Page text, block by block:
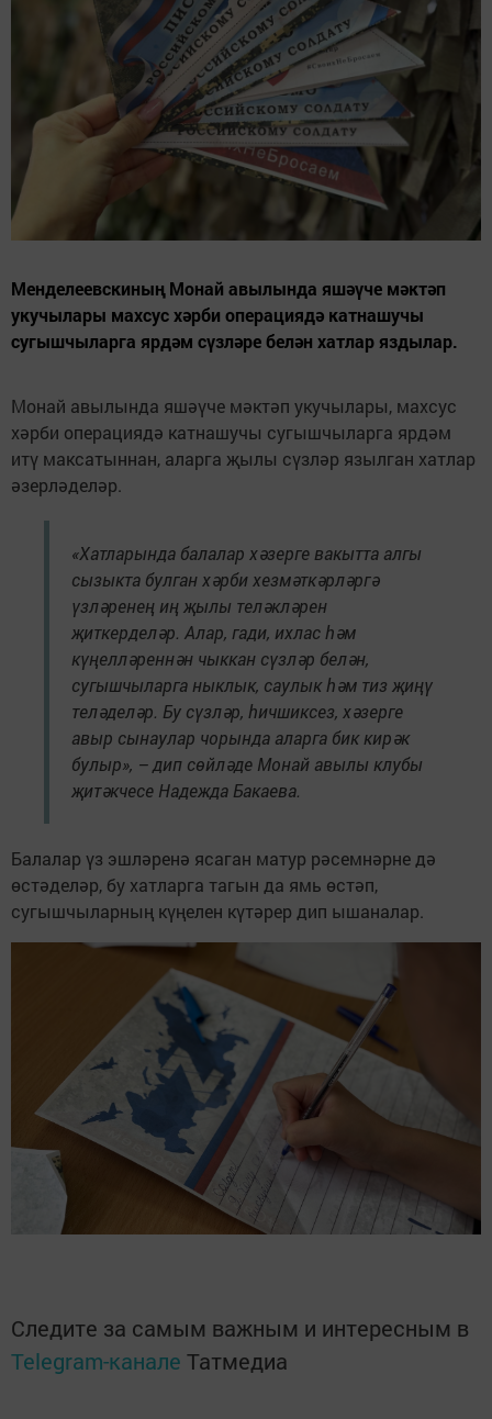
Менделеевскиның Монай авылында яшәүче мәктәп
укучылары махсус хәрби операциядә катнашучы
сугышчыларга ярдәм сүзләре белән хатлар яздылар.
Монай авылында яшәүче мәктәп укучылары, махсус
хәрби операциядә катнашучы сугышчыларга ярдәм
итү максатыннан, аларга җылы сүзләр язылган хатлар
әзерләделәр.
«Хатларында балалар хәзерге вакытта алгы
сызыкта булган хәрби хезмәткәрләргә
үзләренең иң җылы теләкләрен
җиткерделәр. Алар, гади, ихлас һәм
күңелләреннән чыккан сүзләр белән,
сугышчыларга ныклык, саулык һәм тиз җиңү
теләделәр. Бу сүзләр, һичшиксез, хәзерге
авыр сынаулар чорында аларга бик кирәк
булыр», – дип сөйләде Монай авылы клубы
җитәкчесе Надежда Бакаева.
Балалар үз эшләренә ясаган матур рәсемнәрне дә
өстәделәр, бу хатларга тагын да ямь өстәп,
сугышчыларның күңелен күтәрер дип ышаналар.
Следите за самым важным и интересным в
Telegram-канале Татмедиа